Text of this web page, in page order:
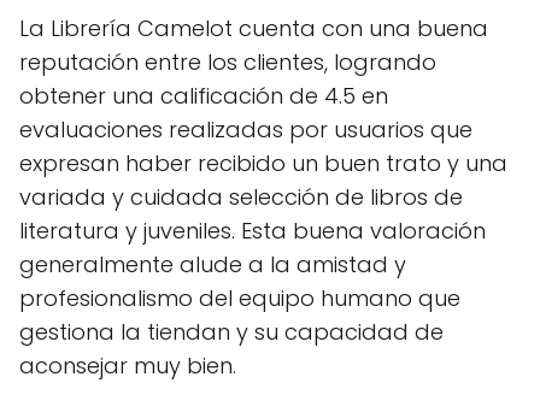
La Librería Camelot cuenta con una buena
reputación entre los clientes, logrando
obtener una calificación de 4.5 en
evaluaciones realizadas por usuarios que
expresan haber recibido un buen trato y una
variada y cuidada selección de libros de
literatura y juveniles. Esta buena valoración
generalmente alude a la amistad y
profesionalismo del equipo humano que
gestiona la tiendan y su capacidad de
aconsejar muy bien.